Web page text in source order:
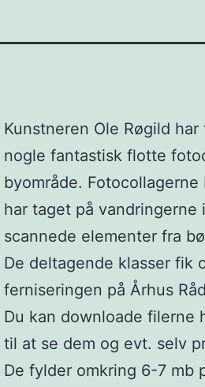
Kunstneren Ole Røgild
nogle fantastisk flotte
byområde.
har taget på vandringerne
scannede elementer fra
De deltagende klasser fik
ferniseringen på Århus
Du kan downloade filerne
til at se dem og evt. selv
De fylder omkring 6-7 mb